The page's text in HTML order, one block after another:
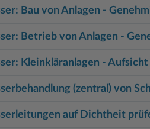
Bau von Anlagen -
Betrieb von Anlagen -
Kleinkläranlagen -
(zentral) von
auf Dichtheit